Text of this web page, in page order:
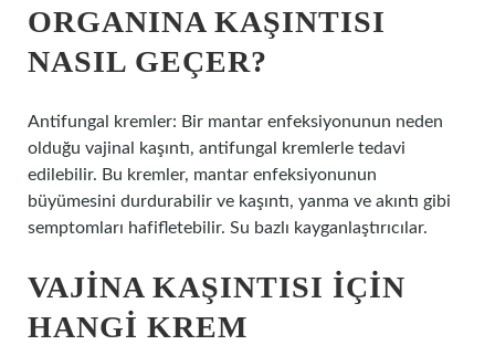
ORGANINA KAŞINTISI
NASIL GEÇER?
Antifungal kremler: Bir mantar enfeksiyonunun neden
olduğu vajinal kaşıntı, antifungal kremlerle tedavi
edilebilir. Bu kremler, mantar enfeksiyonunun
büyümesini durdurabilir ve kaşıntı, yanma ve akıntı gibi
semptomları hafifletebilir. Su bazlı kayganlaştırıcılar.
VAJINA KAŞINTISI IÇIN
HANGI KREM